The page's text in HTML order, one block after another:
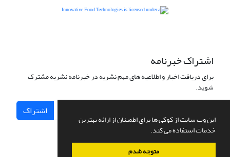
این وب سایت از کوکی ها برای اطمینان از ارائه بهترین
خدمات استفاده می کند.
متوجه شدم
اشتراک خبرنامه
برای دریافت اخبار و اطلاعیه های مهم نشریه در خبرنامه نشریه مشترک
شوید.
اشتراک